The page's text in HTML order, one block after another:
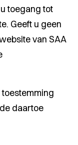
toegang tot
Geeft u geen
van SAA
daartoe